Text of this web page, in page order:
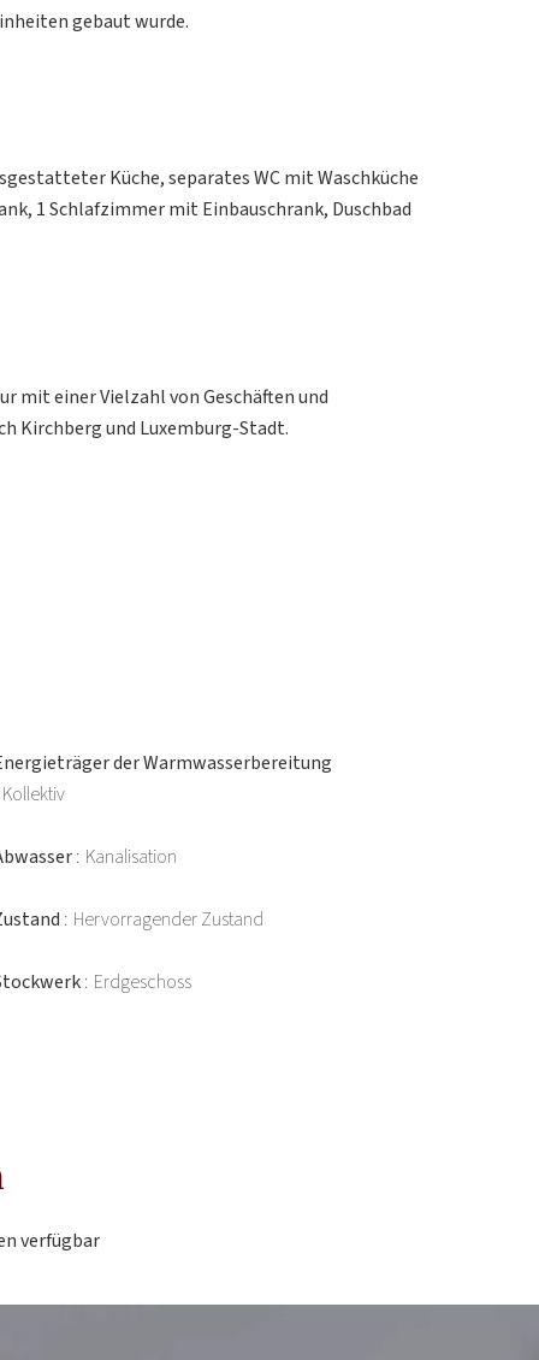
gebaut wurde.
Küche, separates WC mit Waschküche
1 Schlafzimmer mit Einbauschrank, Duschbad
mit einer Vielzahl von Geschäften und
Kirchberg und Luxemburg-Stadt.
der Warmwasserbereitung
Kollektiv
Kanalisation
Hervorragender Zustand
Erdgeschoss
verfügbar